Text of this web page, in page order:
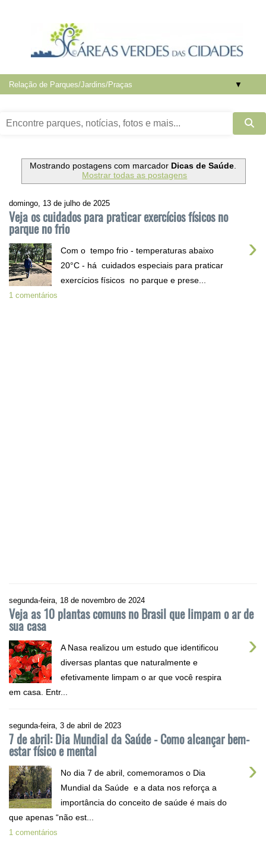
▼
Mostrando postagens com marcador Dicas de Saúde.
Mostrar todas as postagens
domingo, 13 de julho de 2025
Veja os cuidados para praticar exercícios físicos no
parque no frio
›
Com o tempo frio - temperaturas abaixo
20°C - há cuidados especiais para praticar
exercícios físicos no parque e prese...
1 comentários
segunda-feira, 18 de novembro de 2024
Veja as 10 plantas comuns no Brasil que limpam o ar de
sua casa
›
A Nasa realizou um estudo que identificou
diversas plantas que naturalmente e
efetivamente limpam o ar que você respira
em casa. Entr...
segunda-feira, 3 de abril de 2023
7 de abril: Dia Mundial da Saúde - Como alcançar bem-
estar físico e mental
›
No dia 7 de abril, comemoramos o Dia
Mundial da Saúde e a data nos reforça a
importância do conceito de saúde é mais do
que apenas “não est...
1 comentários